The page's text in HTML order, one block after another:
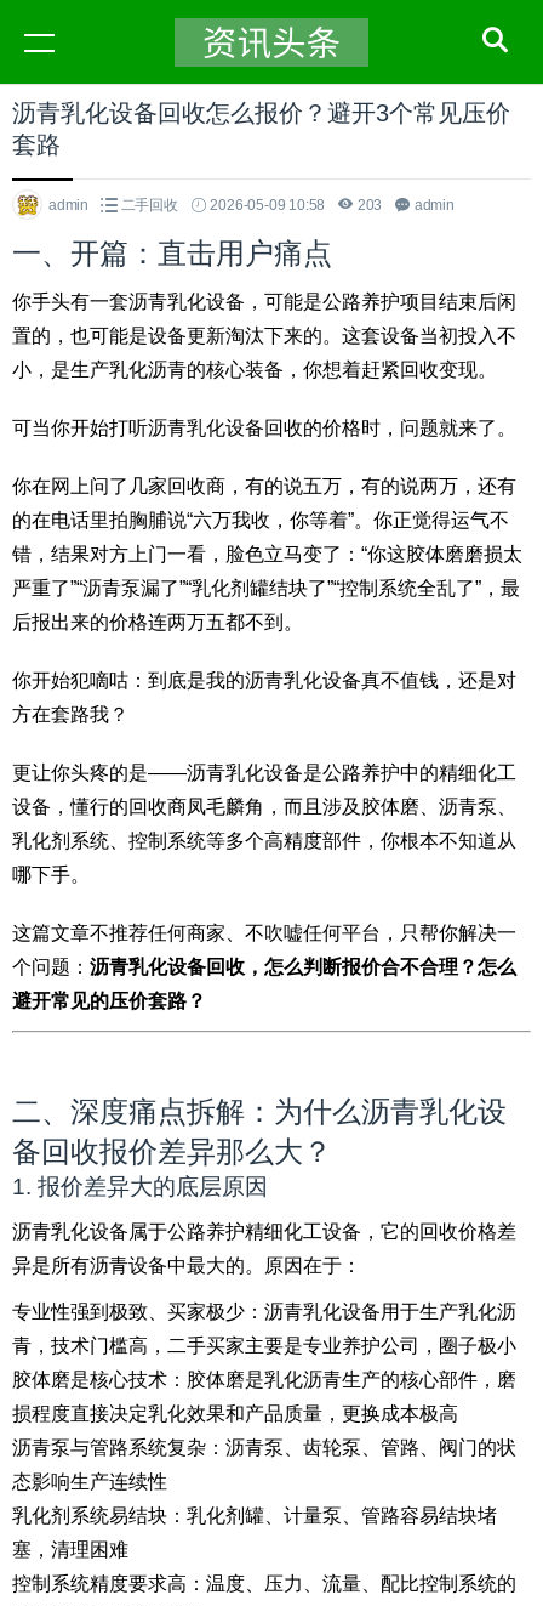
沥青乳化设备回收怎么报价？避开3个常见压价
套路
admin 二手回收 2026-05-09 10:58 203 admin
一、开篇：直击用户痛点
你手头有一套沥青乳化设备，可能是公路养护项目结束后闲
置的，也可能是设备更新淘汰下来的。这套设备当初投入不
小，是生产乳化沥青的核心装备，你想着赶紧回收变现。
可当你开始打听沥青乳化设备回收的价格时，问题就来了。
你在网上问了几家回收商，有的说五万，有的说两万，还有
的在电话里拍胸脯说“六万我收，你等着”。你正觉得运气不
错，结果对方上门一看，脸色立马变了：“你这胶体磨磨损太
严重了”“沥青泵漏了”“乳化剂罐结块了”“控制系统全乱了”，最
后报出来的价格连两万五都不到。
你开始犯嘀咕：到底是我的沥青乳化设备真不值钱，还是对
方在套路我？
更让你头疼的是——沥青乳化设备是公路养护中的精细化工
设备，懂行的回收商凤毛麟角，而且涉及胶体磨、沥青泵、
乳化剂系统、控制系统等多个高精度部件，你根本不知道从
哪下手。
这篇文章不推荐任何商家、不吹嘘任何平台，只帮你解决一
个问题： 沥青乳化设备回收，怎么判断报价合不合理？怎么
避开常见的压价套路？
二、深度痛点拆解：为什么沥青乳化设
备回收报价差异那么大？
1. 报价差异大的底层原因
沥青乳化设备属于公路养护精细化工设备，它的回收价格差
异是所有沥青设备中最大的。原因在于：
专业性强到极致、买家极少：沥青乳化设备用于生产乳化沥
青，技术门槛高，二手买家主要是专业养护公司，圈子极小
胶体磨是核心技术：胶体磨是乳化沥青生产的核心部件，磨
损程度直接决定乳化效果和产品质量，更换成本极高
沥青泵与管路系统复杂：沥青泵、齿轮泵、管路、阀门的状
态影响生产连续性
乳化剂系统易结块：乳化剂罐、计量泵、管路容易结块堵
塞，清理困难
控制系统精度要求高：温度、压力、流量、配比控制系统的